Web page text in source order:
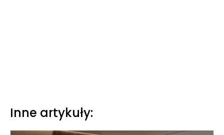
Inne artykuły: